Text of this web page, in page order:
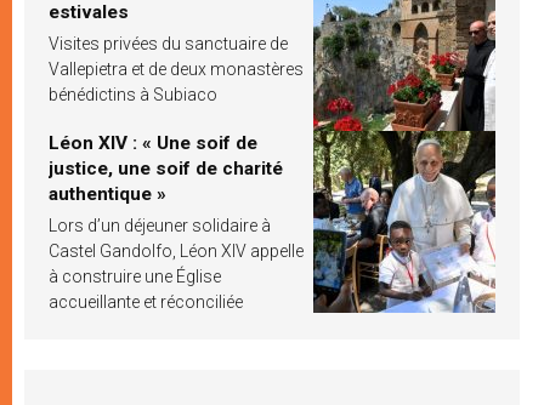
estivales
Visites privées du sanctuaire de
Vallepietra et de deux monastères
bénédictins à Subiaco
Léon XIV : « Une soif de
justice, une soif de charité
authentique »
Lors d’un déjeuner solidaire à
Castel Gandolfo, Léon XIV appelle
à construire une Église
accueillante et réconciliée